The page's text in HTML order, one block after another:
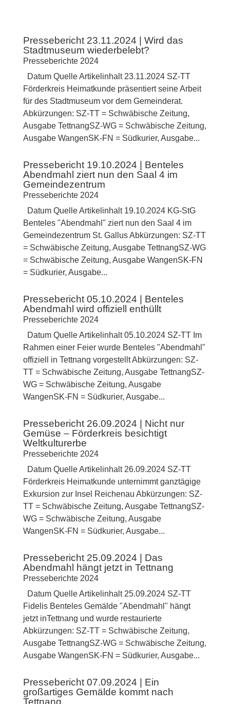
Pressebericht 23.11.2024 | Wird das
Stadtmuseum wiederbelebt?
Presseberichte 2024
Datum Quelle Artikelinhalt 23.11.2024 SZ-TT
Förderkreis Heimatkunde präsentiert seine Arbeit
für des Stadtmuseum vor dem Gemeinderat.
Abkürzungen: SZ-TT = Schwäbische Zeitung,
Ausgabe TettnangSZ-WG = Schwäbische Zeitung,
Ausgabe WangenSK-FN = Südkurier, Ausgabe...
Pressebericht 19.10.2024 | Benteles
Abendmahl ziert nun den Saal 4 im
Gemeindezentrum
Presseberichte 2024
Datum Quelle Artikelinhalt 19.10.2024 KG-StG
Benteles "Abendmahl" ziert nun den Saal 4 im
Gemeindezentrum St. Gallus Abkürzungen: SZ-TT
= Schwäbische Zeitung, Ausgabe TettnangSZ-WG
= Schwäbische Zeitung, Ausgabe WangenSK-FN
= Südkurier, Ausgabe...
Pressebericht 05.10.2024 | Benteles
Abendmahl wird offiziell enthüllt
Presseberichte 2024
Datum Quelle Artikelinhalt 05.10.2024 SZ-TT Im
Rahmen einer Feier wurde Benteles "Abendmahl"
offiziell in Tettnang vorgestellt Abkürzungen: SZ-
TT = Schwäbische Zeitung, Ausgabe TettnangSZ-
WG = Schwäbische Zeitung, Ausgabe
WangenSK-FN = Südkurier, Ausgabe...
Pressebericht 26.09.2024 | Nicht nur
Gemüse – Förderkreis besichtigt
Weltkulturerbe
Presseberichte 2024
Datum Quelle Artikelinhalt 26.09.2024 SZ-TT
Förderkreis Heimatkunde unternimmt ganztägige
Exkursion zur Insel Reichenau Abkürzungen: SZ-
TT = Schwäbische Zeitung, Ausgabe TettnangSZ-
WG = Schwäbische Zeitung, Ausgabe
WangenSK-FN = Südkurier, Ausgabe...
Pressebericht 25.09.2024 | Das
Abendmahl hängt jetzt in Tettnang
Presseberichte 2024
Datum Quelle Artikelinhalt 25.09.2024 SZ-TT
Fidelis Benteles Gemälde "Abendmahl" hängt
jetzt inTettnang und wurde restaurierte
Abkürzungen: SZ-TT = Schwäbische Zeitung,
Ausgabe TettnangSZ-WG = Schwäbische Zeitung,
Ausgabe WangenSK-FN = Südkurier, Ausgabe...
Pressebericht 07.09.2024 | Ein
großartiges Gemälde kommt nach
Tettnang